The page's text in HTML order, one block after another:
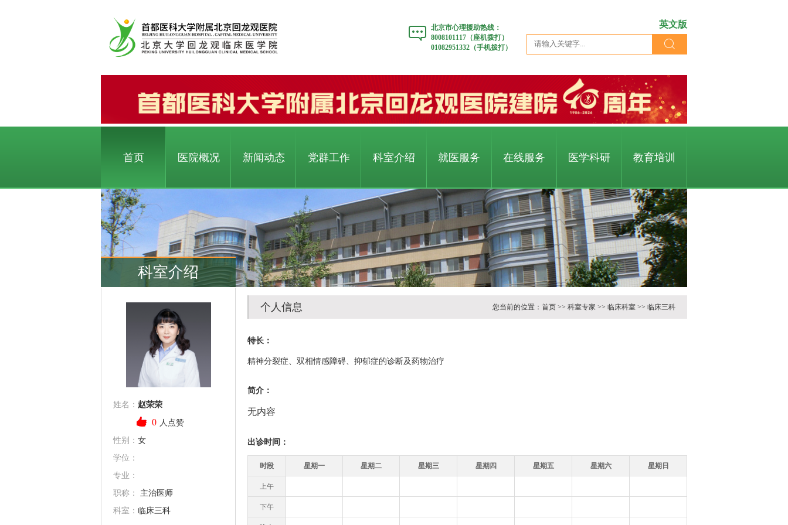
北京市心理援助热线：
8008101117（座机拨打）
01082951332（手机拨打）
英文版
首页 医院概况 新闻动态 党群工作 科室介绍 就医服务 在线服务 医学科研 教育培训
科室介绍
姓名： 赵荣荣
0 人点赞
性别： 女
学位：
专业：
职称：
主治医师
科室： 临床三科
个人信息 您当前的位置： 首页 >> 科室专家 >> 临床科室 >> 临床三科
特长：
精神分裂症、双相情感障碍、抑郁症的诊断及药物治疗
简介：
无内容
出诊时间：
时段 星期一 星期二 星期三 星期四 星期五 星期六 星期日
上午
下午